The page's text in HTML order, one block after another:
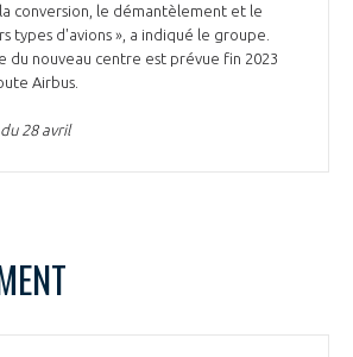
conversion, le démantèlement et le
types d'avions », a indiqué le groupe.
du nouveau centre est prévue fin 2023
Airbus.
28 avril